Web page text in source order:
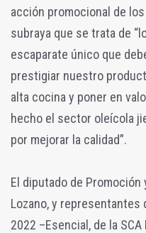
acción promocional de
subraya que se trata de
escaparate único que
prestigiar nuestro
alta cocina y poner en
hecho el sector oleícola
por mejorar la calidad”.
El diputado de
Lozano, y representantes
2022 –Esencial, de la